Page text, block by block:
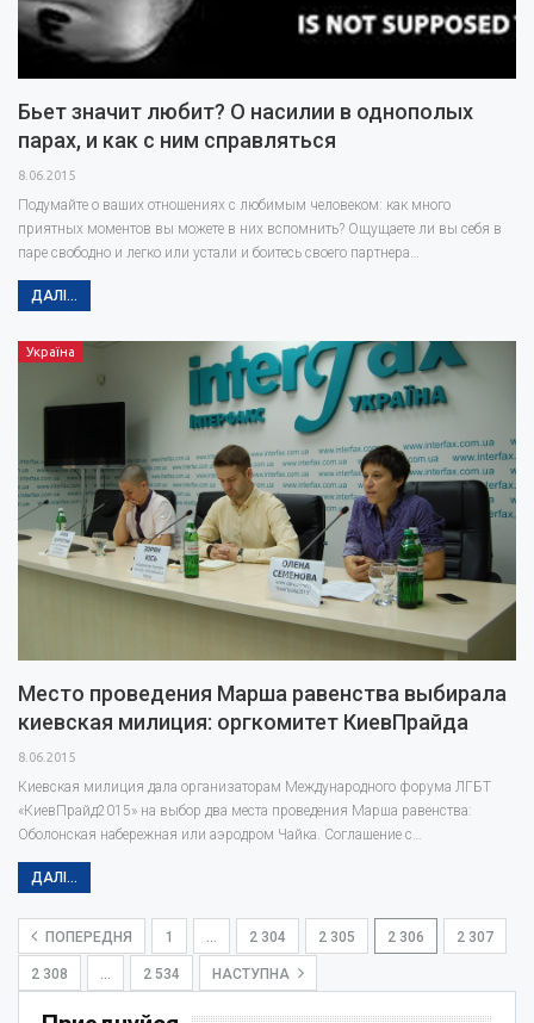
Бьет значит любит? О насилии в однополых
парах, и как с ним справляться
8.06.2015
Подумайте о ваших отношениях с любимым человеком: как много
приятных моментов вы можете в них вспомнить? Ощущаете ли вы себя в
паре свободно и легко или устали и боитесь своего партнера…
ДАЛІ...
Україна
Место проведения Марша равенства выбирала
киевская милиция: оргкомитет КиевПрайда
8.06.2015
Киевская милиция дала организаторам Международного форума ЛГБТ
«КиевПрайд2015» на выбор два места проведения Марша равенства:
Оболонская набережная или аэродром Чайка. Соглашение с…
ДАЛІ...
ПОПЕРЕДНЯ 1 2 304 2 305 2 306 2 307
2 308 2 534 НАСТУПНА